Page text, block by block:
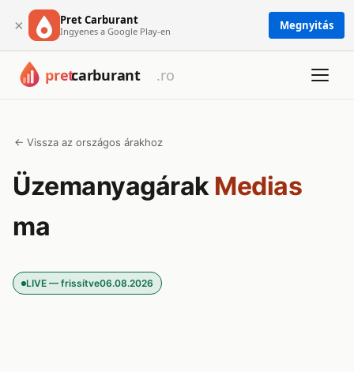
× Pret Carburant
Ingyenes a Google Play-en Megnyitás
← Vissza az országos árakhoz
Üzemanyagárak Medias
ma
LIVE — frissítve06.08.2026